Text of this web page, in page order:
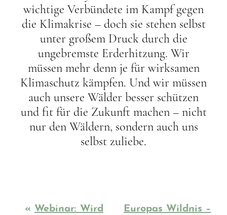
wichtige Verbündete im Kampf gegen
die Klimakrise – doch sie stehen selbst
unter großem Druck durch die
ungebremste Erderhitzung. Wir
müssen mehr denn je für wirksamen
Klimaschutz kämpfen. Und wir müssen
auch unsere Wälder besser schützen
und fit für die Zukunft machen – nicht
nur den Wäldern, sondern auch uns
selbst zuliebe.
« Webinar: Wird
Europas Wildnis –